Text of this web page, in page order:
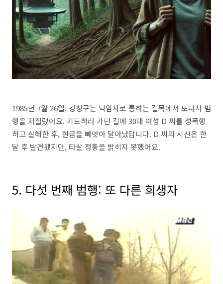
1985년 7월 26일, 강창구는 낙암사로 통하는 길목에서 또다시 범
행을 저질렀어요. 기도하러 가던 길에 30대 여성 D 씨를 성폭행
하고 살해한 후, 현금을 빼앗아 달아났답니다. D 씨의 시신은 한
달 후 발견됐지만, 타살 정황을 밝히지 못했어요.
5. 다섯 번째 범행: 또 다른 희생자